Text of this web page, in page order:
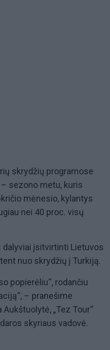
skrydžių programose
sezono metu, kuris
mėnesio, kylantys
nei 40 proc. visų
įsitvirtinti Lietuvos
nuo skrydžių į Turkiją.
popierėliu“, rodančiu
– pranešime
„Tez Tour“
skyriaus vadovė.